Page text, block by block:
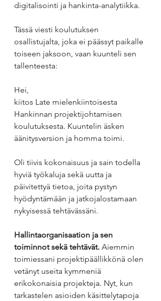
digitalisointi ja hankinta-analytiikka.
Tässä viesti koulutuksen
osallistujalta, joka ei päässyt paikalle
toiseen jaksoon, vaan kuunteli sen
tallenteesta:
Hei,
kiitos Late mielenkiintoisesta
Hankinnan projektijohtamisen
koulutuksesta. Kuuntelin äsken
äänitysversion ja homma toimi.
Oli tiivis kokonaisuus ja sain todella
hyviä työkaluja sekä uutta ja
päivitettyä tietoa, joita pystyn
hyödyntämään ja jatkojalostamaan
nykyisessä tehtävässäni.
Hallintaorganisaation ja sen
toiminnot sekä tehtävät. Aiemmin
toimiessani projektipäällikkönä olen
vetänyt useita kymmeniä
erikokonaisia projekteja. Nyt, kun
tarkastelen asioiden käsittelytapoja